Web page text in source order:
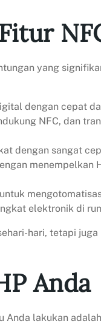
yang
dengan cepat
NFC, dan
dengan sangat
menempelkan
elektronik di
hari, tetapi
Anda
lakukan